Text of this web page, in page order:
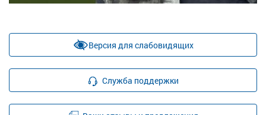
Версия для слабовидящих
Служба поддержки